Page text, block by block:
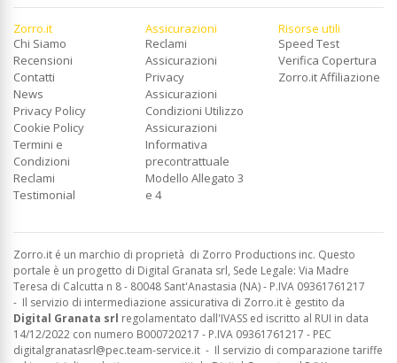
Zorro.it
Chi Siamo
Recensioni
Contatti
News
Privacy Policy
Cookie Policy
Termini e
Condizioni
Reclami
Testimonial
Assicurazioni
Reclami
Assicurazioni
Privacy
Assicurazioni
Condizioni Utilizzo
Assicurazioni
Informativa
precontrattuale
Modello Allegato 3
e 4
Risorse utili
Speed Test
Verifica Copertura
Zorro.it Affiliazione
Zorro.it é un marchio di proprietà di Zorro Productions inc. Questo
portale è un progetto di Digital Granata srl, Sede Legale: Via Madre
Teresa di Calcutta n 8 - 80048 Sant'Anastasia (NA) - P.IVA 09361761217
- Il servizio di intermediazione assicurativa di Zorro.it è gestito da
Digital Granata srl regolamentato dall'IVASS ed iscritto al RUI in data
14/12/2022 con numero B000720217 - P.IVA 09361761217 - PEC
digitalgranatasrl@pec.team-service.it - Il servizio di comparazione tariffe